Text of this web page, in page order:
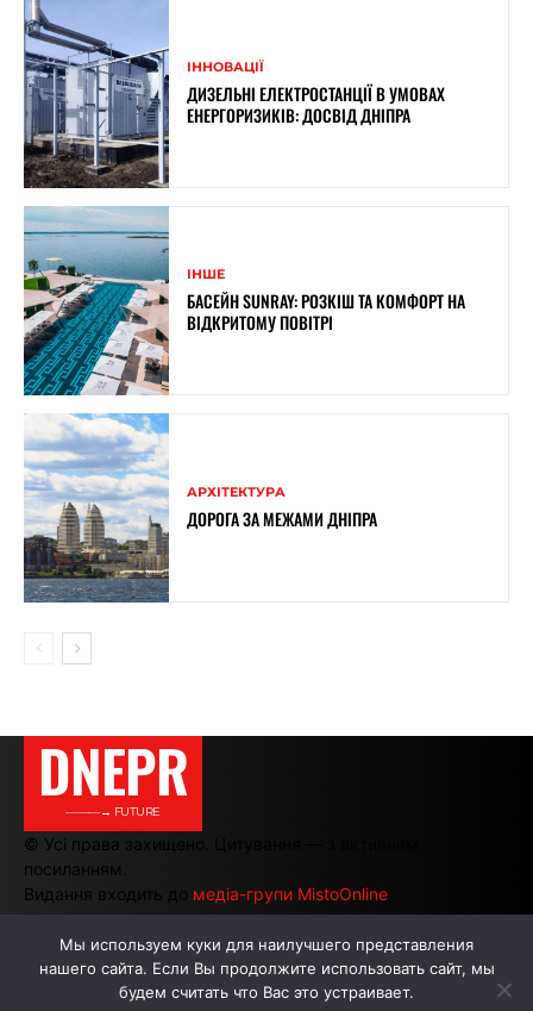
ІННОВАЦІЇ
ДИЗЕЛЬНІ ЕЛЕКТРОСТАНЦІЇ В УМОВАХ
ЕНЕРГОРИЗИКІВ: ДОСВІД ДНІПРА
ІНШЕ
БАСЕЙН SUNRAY: РОЗКІШ ТА КОМФОРТ НА
ВІДКРИТОМУ ПОВІТРІ
АРХІТЕКТУРА
ДОРОГА ЗА МЕЖАМИ ДНІПРА
DNEPR
———→ FUTURE
© Усі права захищено. Цитування — з активним
посиланням.
Видання входить до медіа-групи MistoOnline
АВТОРИ РЕКЛАМА НА САЙТІ
Мы используем куки для наилучшего представления
нашего сайта. Если Вы продолжите использовать сайт, мы
будем считать что Вас это устраивает.